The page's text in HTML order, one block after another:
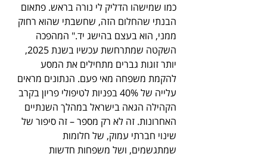
כמו שמישהו הדליק לי נורה בראש. פתאום
הבנתי שהחלום הזה, שחשבתי שהוא רחוק
ממני, הוא בעצם בהישג יד." המהפכה
השקטה שמתרחשת עכשיו בשנת 2025,
יותר זוגות גברים מתחילים את המסע
להקמת משפחה מאי פעם. הנתונים מראים
עלייה של 40% בפניות לטיפולי פריון בקרב
הקהילה הגאה בישראל במהלך השנתיים
האחרונות. זה לא רק מספר – זה סיפור של
שינוי חברתי עמוק, של חלומות
שמתגשמים, ושל משפחות חדשות